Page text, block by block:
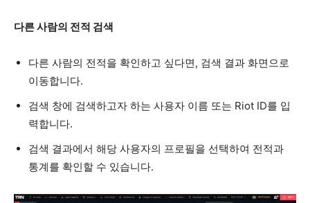
다른 사람의 전적 검색
다른 사람의 전적을 확인하고 싶다면, 검색 결과 화면으로
이동합니다.
검색 창에 검색하고자 하는 사용자 이름 또는 Riot ID를 입
력합니다.
검색 결과에서 해당 사용자의 프로필을 선택하여 전적과
통계를 확인할 수 있습니다.